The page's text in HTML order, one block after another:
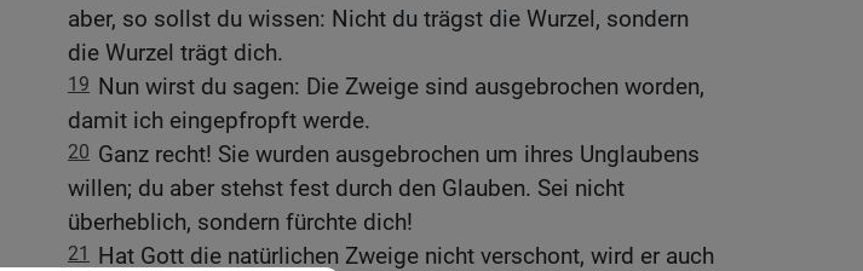
aber, so sollst du wissen: Nicht du trägst die Wurzel, sondern
die Wurzel trägt dich.
19 Nun wirst du sagen: Die Zweige sind ausgebrochen worden,
damit ich eingepfropft werde.
20 Ganz recht! Sie wurden ausgebrochen um ihres Unglaubens
willen; du aber stehst fest durch den Glauben. Sei nicht
überheblich, sondern fürchte dich!
21 Hat Gott die natürlichen Zweige nicht verschont, wird er auch